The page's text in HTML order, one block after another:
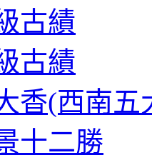
古績
古績
香(西南五
十二勝